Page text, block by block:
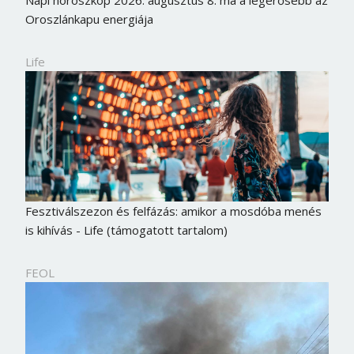
Oroszlánkapu energiája
Life
Fesztiválszezon és felfázás: amikor a mosdóba menés
is kihívás - Life (támogatott tartalom)
FEOLBorsonline bejelentkezés
E-mail cím vagy felhasználónév